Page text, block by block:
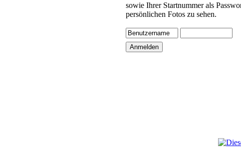
sowie Ihrer Startnummer als
persönlichen Fotos zu sehen.